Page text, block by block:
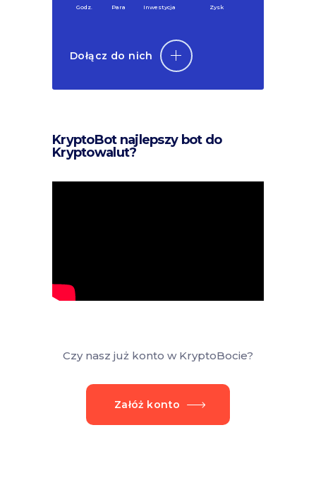
Godz. Para Inwestycja Zysk
Dołącz do nich
KryptoBot najlepszy bot do
Kryptowalut?
Czy nasz już konto w KryptoBocie?
Załóż konto